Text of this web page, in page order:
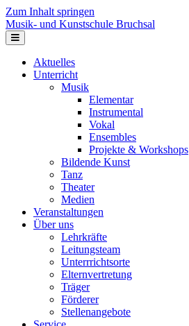
Zum Inhalt springen
Musik- und Kunstschule Bruchsal
Navigation
Aktuelles
Unterricht
Musik
Elementar
Instrumental
Vokal
Ensembles
Projekte & Workshops
Bildende Kunst
Tanz
Theater
Medien
Veranstaltungen
Über uns
Lehrkräfte
Leitungsteam
Unterrrichtsorte
Elternvertretung
Träger
Förderer
Stellenangebote